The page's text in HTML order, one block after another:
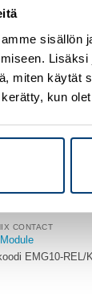
sisällön
miten käytät
kun
CONTACT
EMG10-REL/